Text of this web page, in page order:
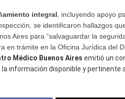
integral, incluyendo apoyo
se identificaron hallazgos
Aires para “salvaguardar la
en trámite en la Oficina Jurídica del
Médico Buenos Aires emitió un
la información disponible y